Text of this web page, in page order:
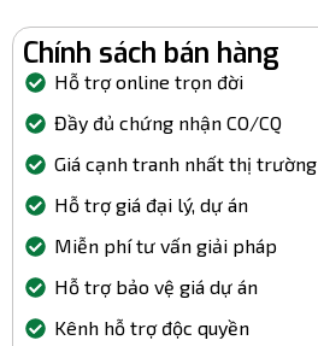
Chính sách bán hàng
Hỗ trợ online trọn đời
Đầy đủ chứng nhận CO/CQ
Giá cạnh tranh nhất thị trường
Hỗ trợ giá đại lý, dự án
Miễn phí tư vấn giải pháp
Hỗ trợ bảo vệ giá dự án
Kênh hỗ trợ độc quyền